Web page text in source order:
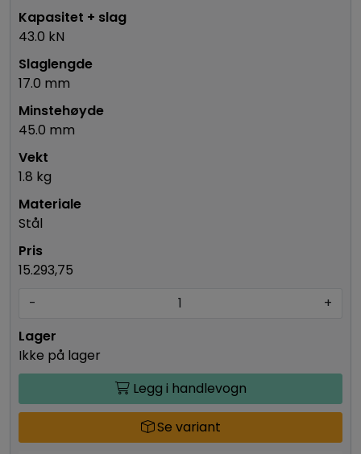
43.0 kN
17.0 mm
45.0 mm
1.8 kg
Stål
15.293,75
-
+
Ikke på lager
Legg i handlevogn
Se variant